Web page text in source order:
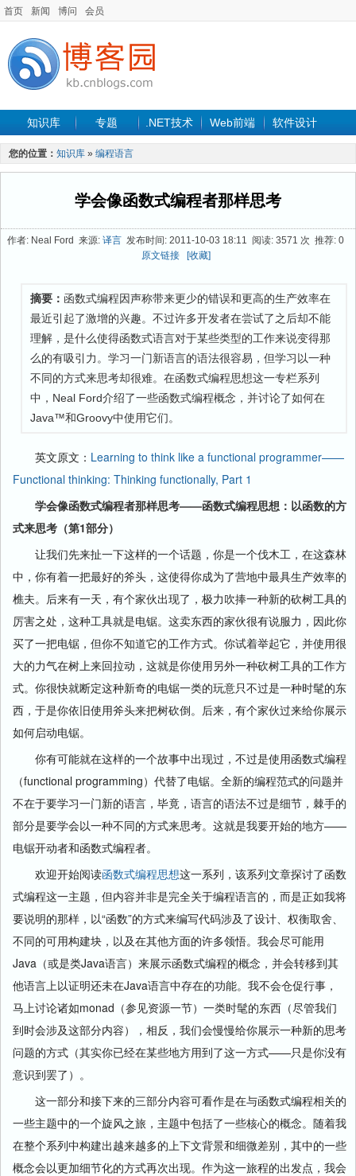
首页 新闻 博问 会员
知识库 专题 .NET技术 Web前端 软件设计
手机开发 软件工程
最新文章
您的位置： 知识库 » 编程语言
学会像函数式编程者那样思考
作者: Neal Ford 来源: 译言 发布时间: 2011-10-03 18:11 阅读: 3571 次 推荐: 0
原文链接
[收藏]
摘要： 函数式编程因声称带来更少的错误和更高的生产效率在
最近引起了激增的兴趣。不过许多开发者在尝试了之后却不能
理解，是什么使得函数式语言对于某些类型的工作来说变得那
么的有吸引力。学习一门新语言的语法很容易，但学习以一种
不同的方式来思考却很难。在函数式编程思想这一专栏系列
中，Neal Ford介绍了一些函数式编程概念，并讨论了如何在
Java™和Groovy中使用它们。
英文原文： Learning to think like a functional programmer——
Functional thinking: Thinking functionally, Part 1
学会像函数式编程者那样思考——函数式编程思想：以函数的方
式来思考（第1部分）
让我们先来扯一下这样的一个话题，你是一个伐木工，在这森林
中，你有着一把最好的斧头，这使得你成为了营地中最具生产效率的
樵夫。后来有一天，有个家伙出现了，极力吹捧一种新的砍树工具的
厉害之处，这种工具就是电锯。这卖东西的家伙很有说服力，因此你
买了一把电锯，但你不知道它的工作方式。你试着举起它，并使用很
大的力气在树上来回拉动，这就是你使用另外一种砍树工具的工作方
式。你很快就断定这种新奇的电锯一类的玩意只不过是一种时髦的东
西，于是你依旧使用斧头来把树砍倒。后来，有个家伙过来给你展示
如何启动电锯。
你有可能就在这样的一个故事中出现过，不过是使用函数式编程
（functional programming）代替了电锯。全新的编程范式的问题并
不在于要学习一门新的语言，毕竟，语言的语法不过是细节，棘手的
部分是要学会以一种不同的方式来思考。这就是我要开始的地方——
电锯开动者和函数式编程者。
欢迎开始阅读函数式编程思想这一系列，该系列文章探讨了函数
式编程这一主题，但内容并非是完全关于编程语言的，而是正如我将
要说明的那样，以“函数”的方式来编写代码涉及了设计、权衡取舍、
不同的可用构建块，以及在其他方面的许多领悟。我会尽可能用
Java（或是类Java语言）来展示函数式编程的概念，并会转移到其
他语言上以证明还未在Java语言中存在的功能。我不会仓促行事，
马上讨论诸如monad（参见资源一节）一类时髦的东西（尽管我们
到时会涉及这部分内容），相反，我们会慢慢给你展示一种新的思考
问题的方式（其实你已经在某些地方用到了这一方式——只是你没有
意识到罢了）。
这一部分和接下来的三部分内容可看作是在与函数式编程相关的
一些主题中的一个旋风之旅，主题中包括了一些核心的概念。随着我
在整个系列中构建出越来越多的上下文背景和细微差别，其中的一些
概念会以更加细节化的方式再次出现。作为这一旅程的出发点，我会